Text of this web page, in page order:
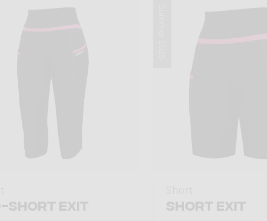
SHORT EXIT SHORT EXIT